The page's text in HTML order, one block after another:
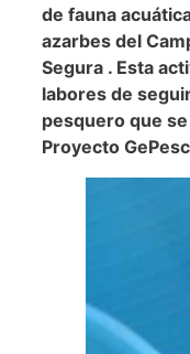
de fauna
azarbes del
Segura . Esta
labores de
pesquero que
Proyecto